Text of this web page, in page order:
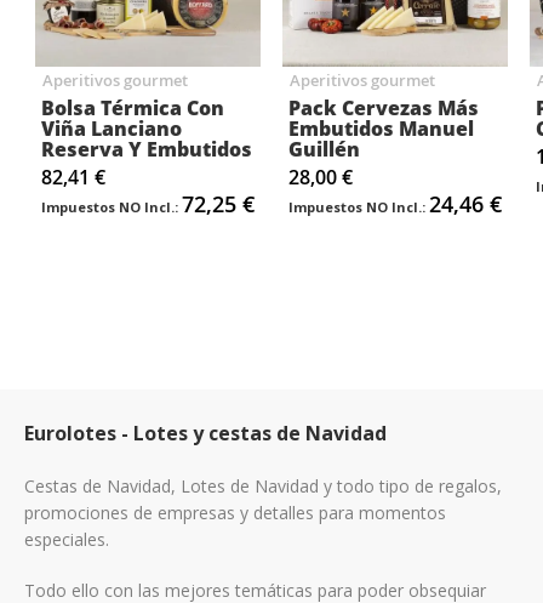
Aperitivos gourmet
Bolsa Térmica Con
Viña Lanciano
Reserva Y Embutidos
82,41 €
72,25 €
Aperitivos gourmet
Pack Cervezas Más
Embutidos Manuel
Guillén
28,00 €
24,46 €
Eurolotes - Lotes y cestas de Navidad
Cestas de Navidad, Lotes de Navidad y todo tipo de regalos,
promociones de empresas y detalles para momentos
especiales.
Todo ello con las mejores temáticas para poder obsequiar